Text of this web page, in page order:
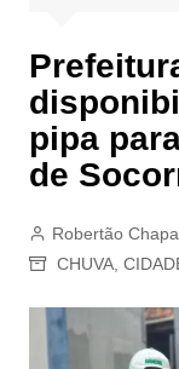
pipa
de
Robertão
CHUVA,